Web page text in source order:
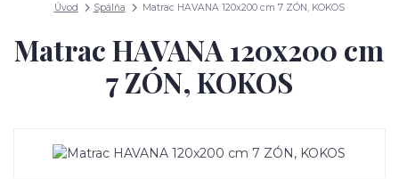
Úvod Spálňa Matrac HAVANA 120x200 cm 7 ZÓN, KOKOS
Matrac HAVANA 120x200 cm
7 ZÓN, KOKOS